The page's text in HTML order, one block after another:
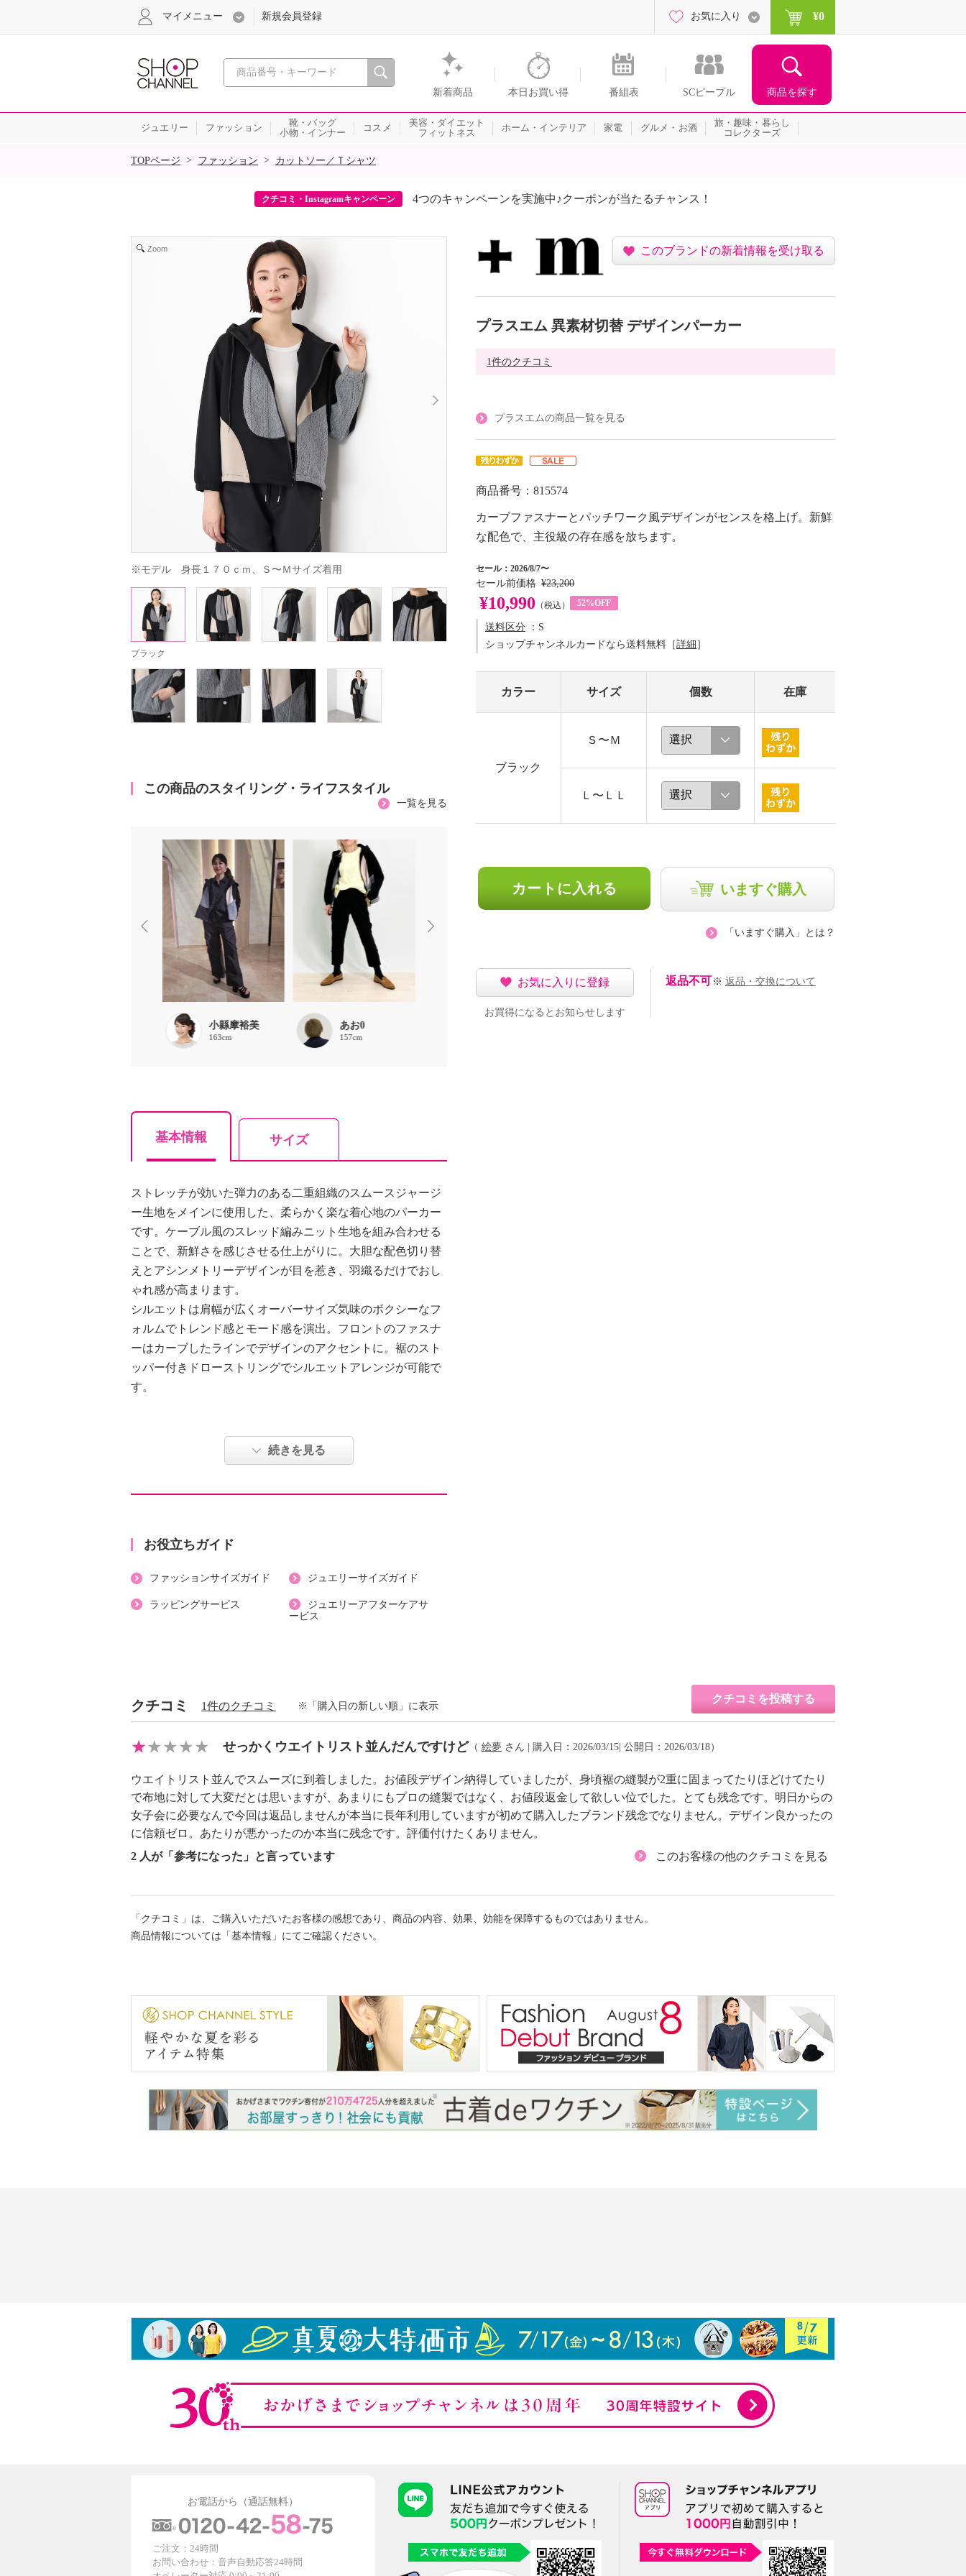
心おどる、瞬間を。通販・テレビショッピングのショップチャンネル
新着商品 本日お買い得 番組表 SCピープル 商品を探す
マイメニュー 新規会員登録 お気に入り ¥0
ジュエリー ファッション
靴・バッグ
小物・インナー
コスメ
美容・ダイエット
フィットネス
ホーム・インテリア 家電 グルメ・お酒
旅・趣味・暮らし
コレクターズ
SALE
TOPページ > ファッション > カットソー／Ｔシャツ
クチコミ・Instagramキャンペーン 4つのキャンペーンを実施中♪クーポンが当たるチャンス！
Zoom
※モデル　身長１７０ｃｍ、Ｓ〜Ｍサイズ着用
ブラック
この商品のスタイリング・ライフスタイル
一覧を見る
小縣摩裕美
163cm
あお0
157cm
基本情報 サイズ
ストレッチが効いた弾力のある二重組織のスムースジャージ
ー生地をメインに使用した、柔らかく楽な着心地のパーカー
です。ケーブル風のスレッド編みニット生地を組み合わせる
ことで、新鮮さを感じさせる仕上がりに。大胆な配色切り替
えとアシンメトリーデザインが目を惹き、羽織るだけでおし
ゃれ感が高まります。
シルエットは肩幅が広くオーバーサイズ気味のボクシーなフ
ォルムでトレンド感とモード感を演出。フロントのファスナ
ーはカーブしたラインでデザインのアクセントに。裾のスト
ッパー付きドローストリングでシルエットアレンジが可能で
す。
・開きの仕様：ファスナー
・裾、フード口にドローストリング入り
・ジャージ部分：ポリエステル５２％、綿４０％、ポリウレ
タン８％
・ニット部分：レーヨン５０％、ポリエステル３０％、ナイ
・漂白処理：塩素系・酸素系漂白不可
・タンブル乾燥：不可
・アイロン仕上げ：可（低温）
・ドライクリーニング：不可
・ウエットクリーニング：可
【メンテナンス（ケアラベル）】
・長時間照射による変退色注意
・単品洗い
・素材の特性上、多少の縮みあり
・毛玉が生じるおそれあり
続きを見る
お役立ちガイド
ファッションサイズガイド ジュエリーサイズガイド
ラッピングサービス
ジュエリーアフターケアサ
ービス
このブランドの新着情報を受け取る
プラスエム 異素材切替 デザインパーカー
1件のクチコミ
プラスエムの商品一覧を見る
商品番号：815574
カーブファスナーとパッチワーク風デザインがセンスを格上げ。新鮮
な配色で、主役級の存在感を放ちます。
セール：2026/8/7〜
セール前価格 ¥23,200
¥10,990 （税込） 52%OFF
送料区分 ：S
ショップチャンネルカードなら送料無料［詳細 ］
カラー サイズ 個数 在庫
ブラック
Ｓ〜Ｍ
Ｌ〜ＬＬ
カートに入れる いますぐ購入
「いますぐ購入」とは？
お気に入りに登録
お買得になるとお知らせします
返品不可 ※ 返品・交換について
クチコミ 1件のクチコミ
クチコミを投稿する
※「購入日の新しい順」に表示
せっかくウエイトリスト並んだんですけど （ 絵夢 さん | 購入日：2026/03/15| 公開日：2026/03/18）
ウエイトリスト並んでスムーズに到着しました。お値段デザイン納得していましたが、身頃裾の縫製が2重に固まってたりほどけてたり
で布地に対して大変だとは思いますが、あまりにもプロの縫製ではなく、お値段返金して欲しい位でした。とても残念です。明日からの
女子会に必要なんで今回は返品しませんが本当に長年利用していますが初めて購入したブランド残念でなりません。デザイン良かったの
に信頼ゼロ。あたりが悪かったのか本当に残念です。評価付けたくありません。
2 人が「参考になった」と言っています
このお客様の他のクチコミを見る
「クチコミ」は、ご購入いただいたお客様の感想であり、商品の内容、効果、効能を保障するものではありません。
商品情報については「基本情報」にてご確認ください。
お電話から（通話無料）
ご注文：24時間
お問い合わせ：音声自動応答24時間